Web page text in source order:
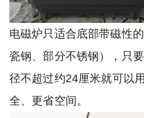
电磁炉只适合底部带磁性
瓷钢、部分不锈钢），只
径不超过约24厘米就可以
全、更省空间。